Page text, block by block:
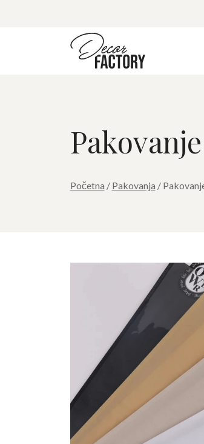
Početna / Pakovanja /